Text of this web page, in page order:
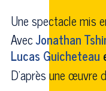
Une spectacle mis
AvecJonathan
Lucas Guicheteau
D'après une œuvre